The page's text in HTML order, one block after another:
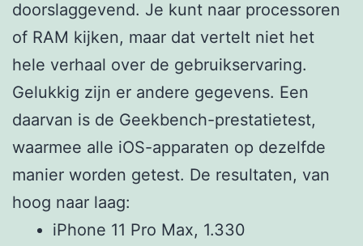
doorslaggevend. Je kunt naar processoren
of RAM kijken, maar dat vertelt niet het
hele verhaal over de gebruikservaring.
Gelukkig zijn er andere gegevens. Een
daarvan is de Geekbench-prestatietest,
waarmee alle iOS-apparaten op dezelfde
manier worden getest. De resultaten, van
hoog naar laag:
iPhone 11 Pro Max, 1.330